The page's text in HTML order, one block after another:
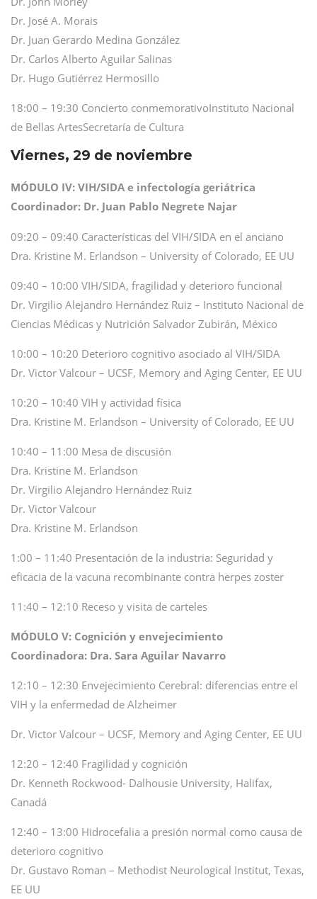
Dr. José A. Morais
Dr. Juan Gerardo Medina González
Dr. Carlos Alberto Aguilar Salinas
Dr. Hugo Gutiérrez Hermosillo
18:00 – 19:30 Concierto conmemorativoInstituto Nacional
de Bellas ArtesSecretaría de Cultura
Viernes, 29 de noviembre
MÓDULO IV: VIH/SIDA e infectología geriátrica
Coordinador: Dr. Juan Pablo Negrete Najar
09:20 – 09:40 Características del VIH/SIDA en el anciano
Dra. Kristine M. Erlandson – University of Colorado, EE UU
09:40 – 10:00 VIH/SIDA, fragilidad y deterioro funcional
Dr. Virgilio Alejandro Hernández Ruiz – Instituto Nacional de
Ciencias Médicas y Nutrición Salvador Zubirán, México
10:00 – 10:20 Deterioro cognitivo asociado al VIH/SIDA
Dr. Victor Valcour – UCSF, Memory and Aging Center, EE UU
10:20 – 10:40 VIH y actividad física
Dra. Kristine M. Erlandson – University of Colorado, EE UU
10:40 – 11:00 Mesa de discusión
Dra. Kristine M. Erlandson
Dr. Virgilio Alejandro Hernández Ruiz
Dr. Victor Valcour
Dra. Kristine M. Erlandson
1:00 – 11:40 Presentación de la industria: Seguridad y
eficacia de la vacuna recombinante contra herpes zoster
11:40 – 12:10 Receso y visita de carteles
MÓDULO V: Cognición y envejecimiento
Coordinadora: Dra. Sara Aguilar Navarro
12:10 – 12:30 Envejecimiento Cerebral: diferencias entre el
VIH y la enfermedad de Alzheimer
Dr. Victor Valcour – UCSF, Memory and Aging Center, EE UU
12:20 – 12:40 Fragilidad y cognición
Dr. Kenneth Rockwood- Dalhousie University, Halifax,
Canadá
12:40 – 13:00 Hidrocefalia a presión normal como causa de
deterioro cognitivo
Dr. Gustavo Roman – Methodist Neurological Institut, Texas,
EE UU